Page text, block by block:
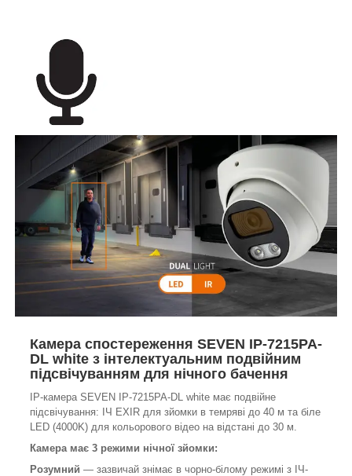
Камера спостереження SEVEN IP-7215PA-
DL white з інтелектуальним подвійним
підсвічуванням для нічного бачення
IP-камера SEVEN IP-7215PA-DL white має подвійне
підсвічування: ІЧ EXIR для зйомки в темряві до 40 м та біле
LED (4000K) для кольорового відео на відстані до 30 м.
Камера має 3 режими нічної зйомки:
Розумний — зазвичай знімає в чорно-білому режимі з ІЧ-